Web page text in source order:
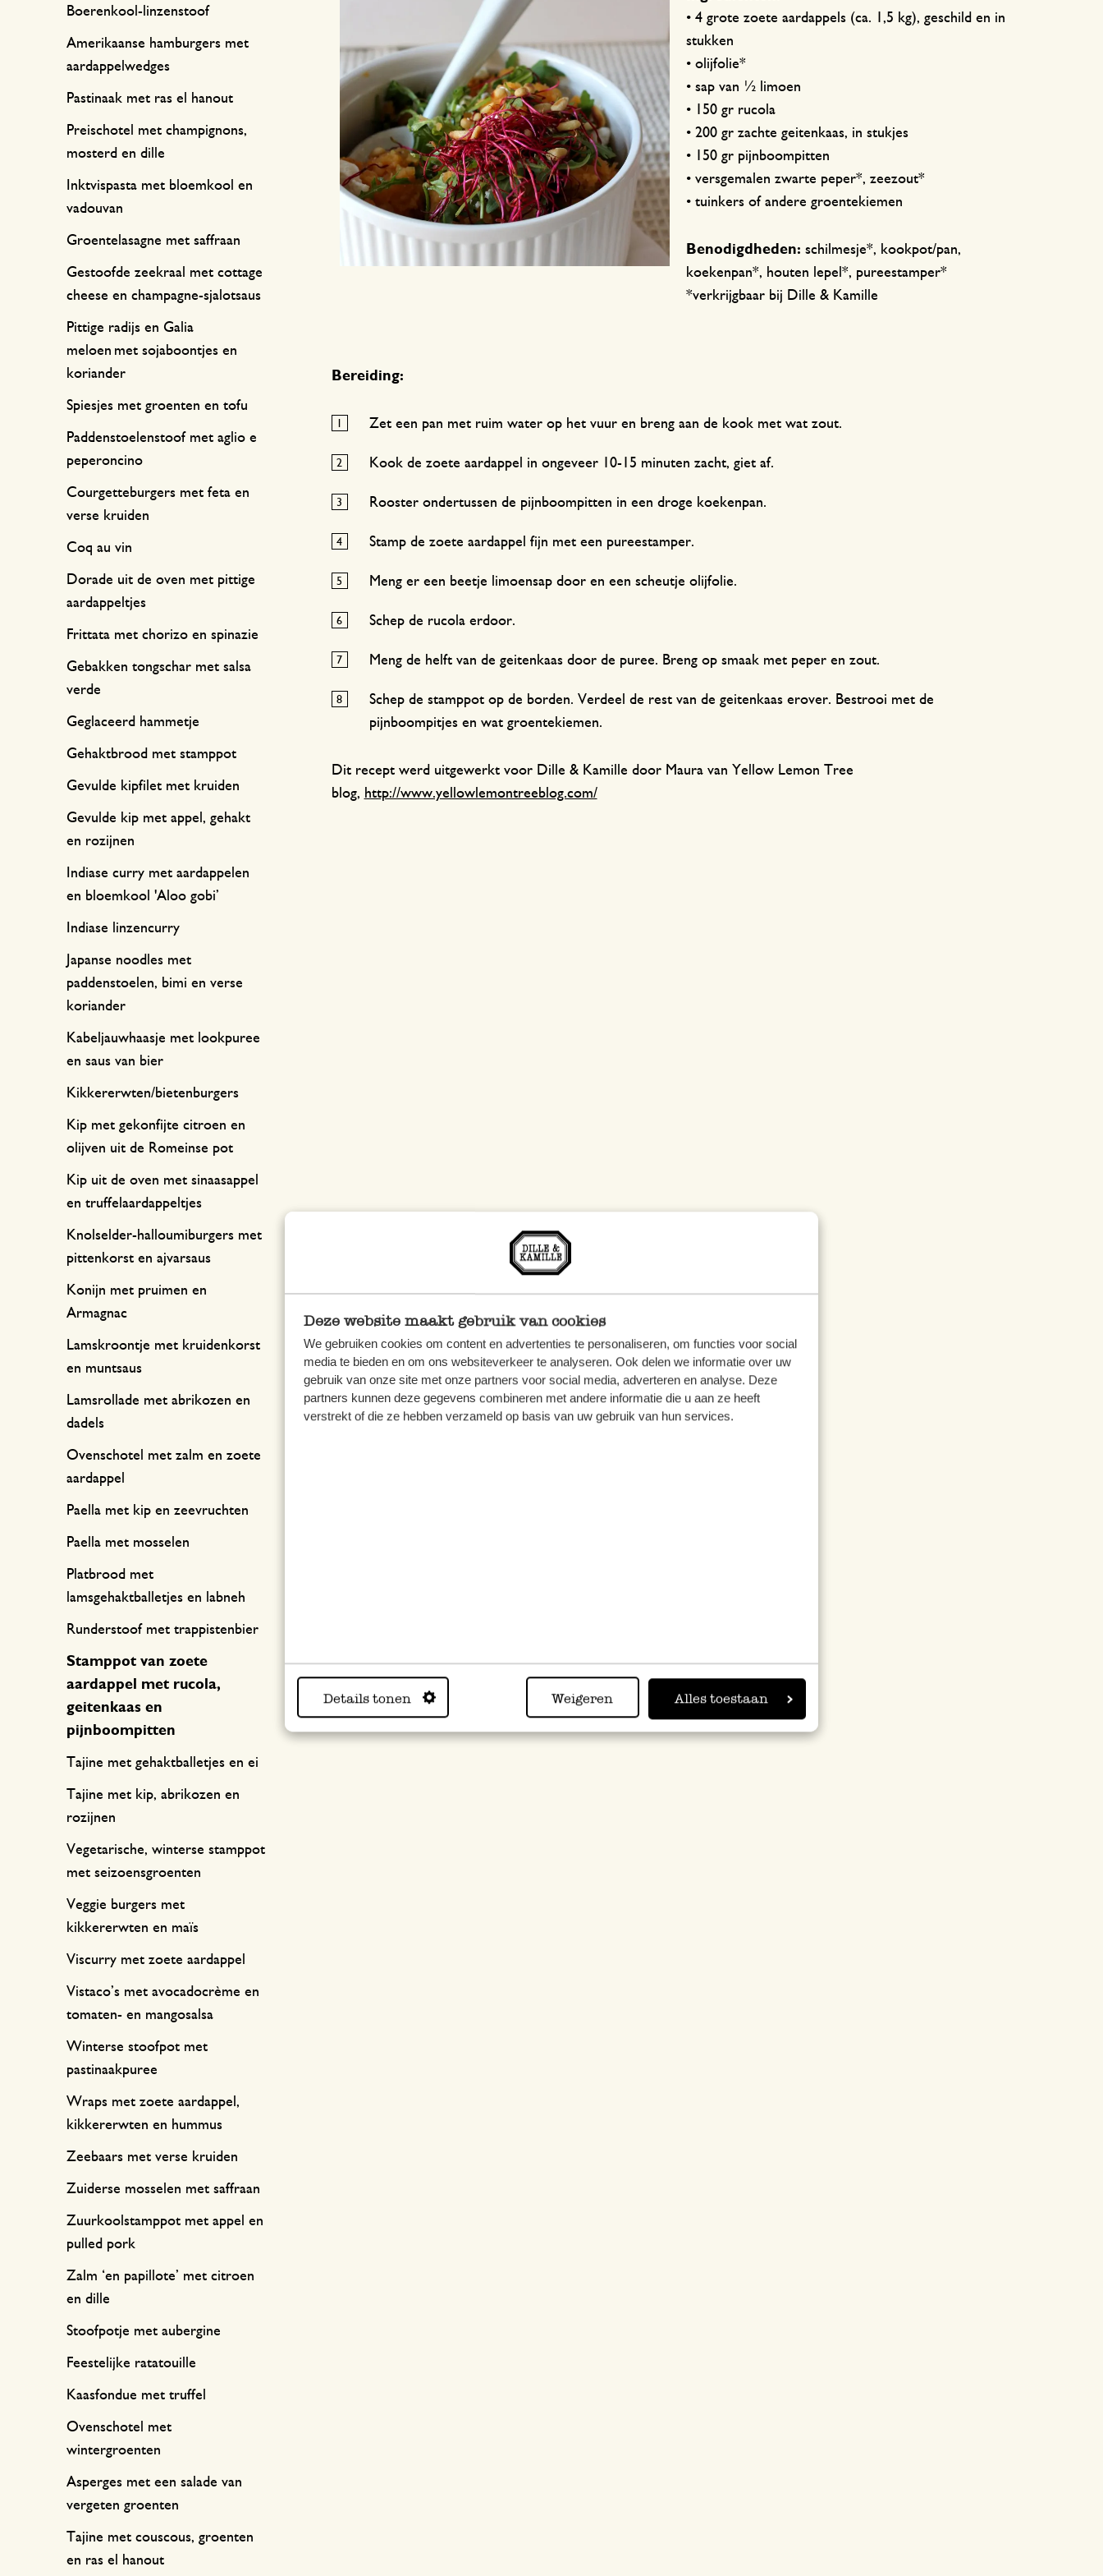
Deze website maakt gebruik van cookies
We gebruiken cookies om content en advertenties te personaliseren, om functies voor social
media te bieden en om ons websiteverkeer te analyseren. Ook delen we informatie over uw
gebruik van onze site met onze partners voor social media, adverteren en analyse. Deze
partners kunnen deze gegevens combineren met andere informatie die u aan ze heeft
verstrekt of die ze hebben verzameld op basis van uw gebruik van hun services.
Details tonen Weigeren Alles toestaan
Tafeltextiel
Thee accessoires
Koffie accessoires
Bestek
Onderhoudstips
Kaarsenhouders
Manden
Schrijven & hobby
Tassen
• 4 grote zoete aardappels (ca. 1,5 kg), geschild en in
stukken
• olijfolie*
• sap van ½ limoen
• 150 gr rucola
• 200 gr zachte geitenkaas, in stukjes
• 150 gr pijnboompitten
• versgemalen zwarte peper*, zeezout*
• tuinkers of andere groentekiemen
Benodigdheden: schilmesje*, kookpot/pan,
koekenpan*, houten lepel*, pureestamper*
*verkrijgbaar bij Dille & Kamille
Bereiding:
Zet een pan met ruim water op het vuur en breng aan de kook met wat zout.
Kook de zoete aardappel in ongeveer 10-15 minuten zacht, giet af.
Rooster ondertussen de pijnboompitten in een droge koekenpan.
Stamp de zoete aardappel fijn met een pureestamper.
Meng er een beetje limoensap door en een scheutje olijfolie.
Schep de rucola erdoor.
Meng de helft van de geitenkaas door de puree. Breng op smaak met peper en zout.
Schep de stamppot op de borden. Verdeel de rest van de geitenkaas erover. Bestrooi met de
pijnboompitjes en wat groentekiemen.
Dit recept werd uitgewerkt voor Dille & Kamille door Maura van Yellow Lemon Tree
blog, http://www.yellowlemontreeblog.com/
Boerenkool-linzenstoof
Amerikaanse hamburgers met
aardappelwedges
Pastinaak met ras el hanout
Preischotel met champignons,
mosterd en dille
Inktvispasta met bloemkool en
vadouvan
Groentelasagne met saffraan
Gestoofde zeekraal met cottage
cheese en champagne-sjalotsaus
Pittige radijs en Galia
meloen met sojaboontjes en
koriander
Spiesjes met groenten en tofu
Paddenstoelenstoof met aglio e
peperoncino
Courgetteburgers met feta en
verse kruiden
Coq au vin
Dorade uit de oven met pittige
aardappeltjes
Frittata met chorizo en spinazie
Gebakken tongschar met salsa
verde
Geglaceerd hammetje
Gehaktbrood met stamppot
Gevulde kipfilet met kruiden
Gevulde kip met appel, gehakt
en rozijnen
Indiase curry met aardappelen
en bloemkool 'Aloo gobi’
Indiase linzencurry
Japanse noodles met
paddenstoelen, bimi en verse
koriander
Kabeljauwhaasje met lookpuree
en saus van bier
Kikkererwten/bietenburgers
Kip met gekonfijte citroen en
olijven uit de Romeinse pot
Kip uit de oven met sinaasappel
en truffelaardappeltjes
Knolselder-halloumiburgers met
pittenkorst en ajvarsaus
Konijn met pruimen en
Armagnac
Lamskroontje met kruidenkorst
en muntsaus
Lamsrollade met abrikozen en
dadels
Ovenschotel met zalm en zoete
aardappel
Paella met kip en zeevruchten
Paella met mosselen
Platbrood met
lamsgehaktballetjes en labneh
Runderstoof met trappistenbier
Stamppot van zoete
aardappel met rucola,
geitenkaas en
pijnboompitten
Tajine met gehaktballetjes en ei
Tajine met kip, abrikozen en
rozijnen
Vegetarische, winterse stamppot
met seizoensgroenten
Veggie burgers met
kikkererwten en maïs
Viscurry met zoete aardappel
Vistaco’s met avocadocrème en
tomaten- en mangosalsa
Winterse stoofpot met
pastinaakpuree
Wraps met zoete aardappel,
kikkererwten en hummus
Zeebaars met verse kruiden
Zuiderse mosselen met saffraan
Zuurkoolstamppot met appel en
pulled pork
Zalm ‘en papillote’ met citroen
en dille
Stoofpotje met aubergine
Feestelijke ratatouille
Kaasfondue met truffel
Ovenschotel met
wintergroenten
Asperges met een salade van
vergeten groenten
Tajine met couscous, groenten
en ras el hanout